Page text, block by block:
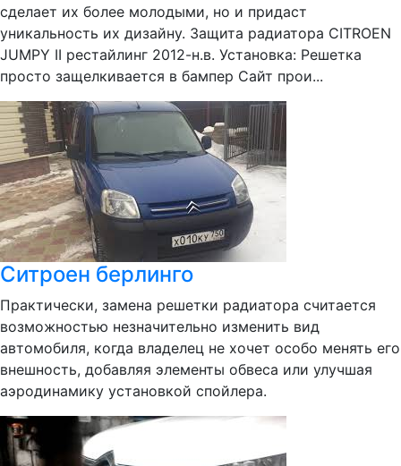
сделает их более молодыми, но и придаст
уникальность их дизайну. Защита радиатора CITROEN
JUMPY II рестайлинг 2012-н.в. Установка: Решетка
просто защелкивается в бампер Сайт прои...
Ситроен берлинго
Практически, замена решетки радиатора считается
возможностью незначительно изменить вид
автомобиля, когда владелец не хочет особо менять его
внешность, добавляя элементы обвеса или улучшая
аэродинамику установкой спойлера.